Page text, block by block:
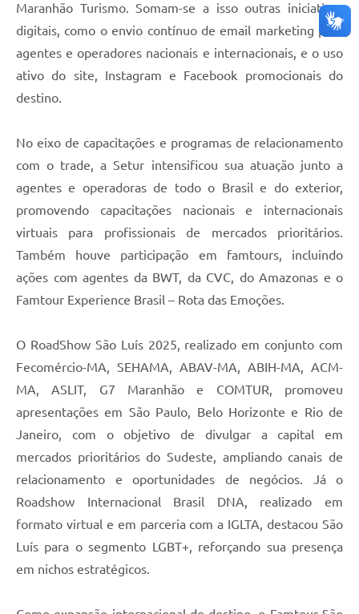
Maranhão Turismo. Somam-se a isso outras iniciativas
digitais, como o envio contínuo de email marketing para
agentes e operadores nacionais e internacionais, e o uso
ativo do site, Instagram e Facebook promocionais do
destino.
No eixo de capacitações e programas de relacionamento
com o trade, a Setur intensificou sua atuação junto a
agentes e operadoras de todo o Brasil e do exterior,
promovendo capacitações nacionais e internacionais
virtuais para profissionais de mercados prioritários.
Também houve participação em famtours, incluindo
ações com agentes da BWT, da CVC, do Amazonas e o
Famtour Experience Brasil – Rota das Emoções.
O RoadShow São Luís 2025, realizado em conjunto com
Fecomércio-MA, SEHAMA, ABAV-MA, ABIH-MA, ACM-
MA, ASLIT, G7 Maranhão e COMTUR, promoveu
apresentações em São Paulo, Belo Horizonte e Rio de
Janeiro, com o objetivo de divulgar a capital em
mercados prioritários do Sudeste, ampliando canais de
relacionamento e oportunidades de negócios. Já o
Roadshow Internacional Brasil DNA, realizado em
formato virtual e em parceria com a IGLTA, destacou São
Luís para o segmento LGBT+, reforçando sua presença
em nichos estratégicos.